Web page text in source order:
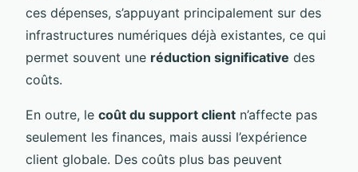
ces dépenses, s’appuyant principalement sur des
infrastructures numériques déjà existantes, ce qui
permet souvent une réduction significative des
coûts.
En outre, le coût du support client n’affecte pas
seulement les finances, mais aussi l’expérience
client globale. Des coûts plus bas peuvent